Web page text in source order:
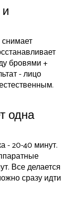
бровями +
- лицо
одна
- 20-40 минут.
Все делается
сразу идти